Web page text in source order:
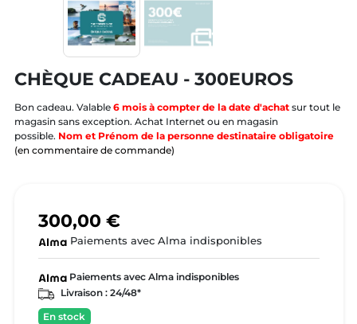
CHÈQUE CADEAU - 300EUROS
Bon cadeau. Valable 6 mois à compter de la date d'achatsur tout le
magasin sans exception. Achat Internet ou en magasin
possible. Nom et Prénom de la personne destinataire obligatoire
(en commentaire de commande)
300,00 €
Paiements avec Alma indisponibles
Paiements avec Alma indisponibles
Livraison : 24/48*
En stock